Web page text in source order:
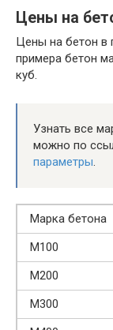
Цены на
Цены на бетон в
примера бетон
куб.
Узнать все
можно по
параметры
Марка бетона
М100
М200
М300